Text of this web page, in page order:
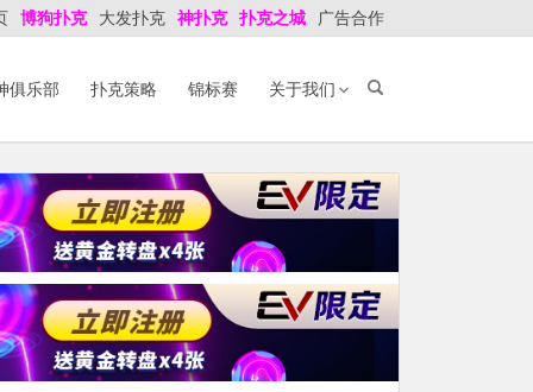
博狗扑克 大发扑克 神扑克 扑克之城 广告合作
俱乐部 扑克策略 锦标赛 关于我们